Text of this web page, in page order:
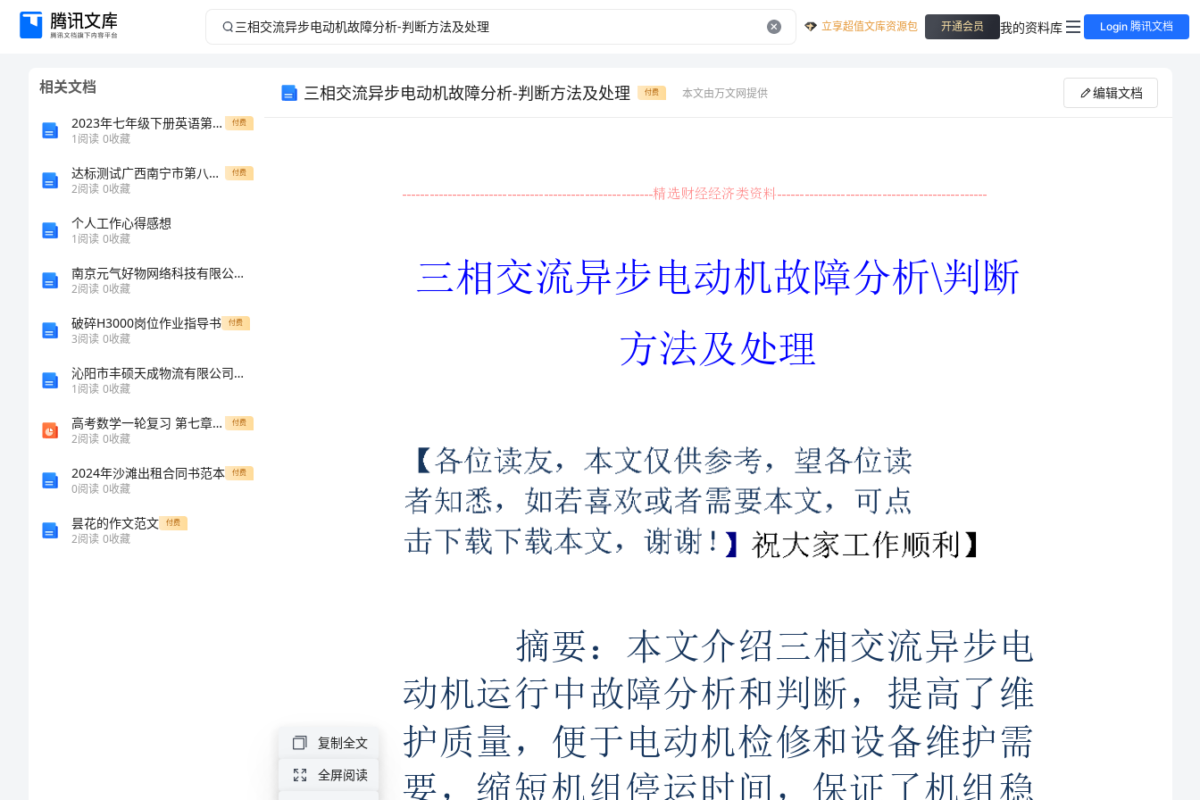
三
立享超值文库资源包 开通会员 我的资料库 Login 腾讯文档
相关文档
2023年七年级下册英语第五单元知识点与配套练习 付费
1阅读 0收藏
达标测试广西南宁市第八中学化学九年级上册期中专题训练 付费
2阅读 0收藏
个人工作心得感想
1阅读 0收藏
南京元气好物网络科技有限公司介绍企业发展分析报告
2阅读 0收藏
破碎H3000岗位作业指导书 付费
3阅读 0收藏
沁阳市丰硕天成物流有限公司介绍企业发展分析报告
1阅读 0收藏
高考数学一轮复习 第七章 立体几何 第二节 空间几何体的表面积与体积课件 理 付费
2阅读 0收藏
2024年沙滩出租合同书范本 付费
0阅读 0收藏
昙花的作文范文 付费
2阅读 0收藏
三相交流异步电动机故障分析-判断方法及处理 付费 本文由万文网提供 编辑文档
/2/view-12796733.htm
中国论文网
关键词：电动机；故障分析；判断；
方法及处理
摘要：本文介绍三相交流异步电
动机运行中故障分析和判断，提高了维
发满发。具体介绍电动机电气故障、机
械故障、综合故障及异常运行的判断。
复制全文
全屏阅读